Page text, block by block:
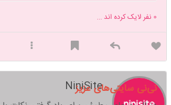
0 نفر لایک کرده اند ...
NiniSite
نی‌نی سایتی‌های عزیز